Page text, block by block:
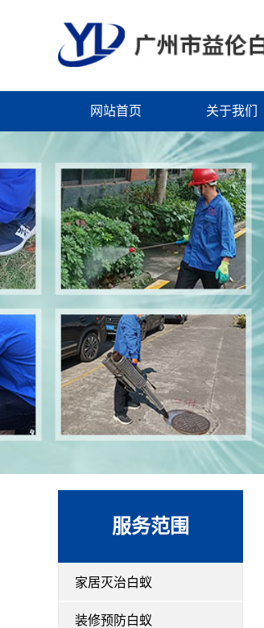
网站首页 关于我们
服务范围
家居灭治白蚁
装修预防白蚁